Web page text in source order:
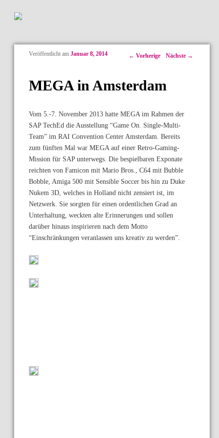
Artikelnavigation
← Vorherige Nächste →
MEGA in Amsterdam
Veröffentlicht am Januar 8, 2014
Vom 5.-7. November 2013 hatte MEGA im Rahmen der
SAP TechEd die Ausstellung “Game On. Single-Multi-
Team” im RAI Convention Center Amsterdam. Bereits
zum fünften Mal war MEGA auf einer Retro-Gaming-
Mission für SAP unterwegs. Die bespielbaren Exponate
reichten von Famicon mit Mario Bros., C64 mit Bubble
Bobble, Amiga 500 mit Sensible Soccer bis hin zu Duke
Nukem 3D, welches in Holland nicht zensiert ist, im
Netzwerk. Sie sorgten für einen ordentlichen Grad an
Unterhaltung, weckten alte Erinnerungen und sollen
darüber hinaus inspirieren nach dem Motto
“Einschränkungen veranlassen uns kreativ zu werden”.